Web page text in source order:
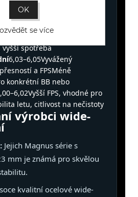
vyšší spotřeba
6,03–6,05Vyvážený
a FPSMéně
konkrétní BB nebo
FPS, vhodné pro
letu, citlivost na nečistoty
výrobci wide-
Jejich Magnus série s
mm je známá pro skvělou
kvalitní ocelové wide-
OK
se více